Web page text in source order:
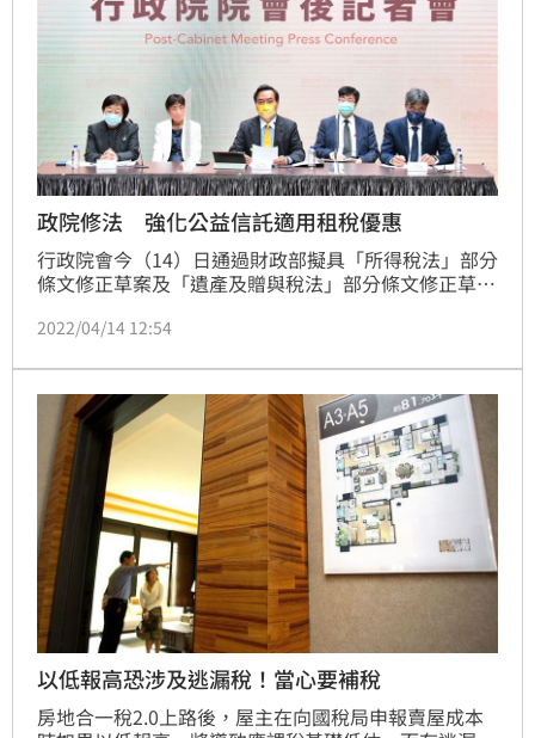
政院修法 強化公益信託適用租稅優惠
行政院會今（14）日通過財政部擬具「所得稅法」部分
條文修正草案及「遺產及贈與稅法」部分條文修正草
申報制度及對未符合「信託法」規定之公益信託建立課
2022/04/14 12:54
以低報高恐涉及逃漏稅！當心要補稅
房地合一稅2.0上路後，屋主在向國稅局申報賣屋成本